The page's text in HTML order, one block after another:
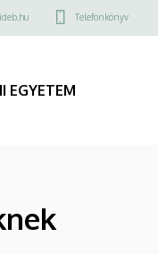
Telefonkönyv
EGYETEM